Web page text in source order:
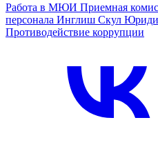
Работа в МЮИ Приемная
персонала Инглиш Скул
Противодействие коррупции